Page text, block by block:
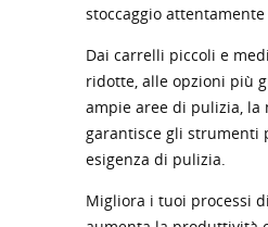
stoccaggio attentamente
Dai carrelli piccoli e
ridotte, alle opzioni più
ampie aree di pulizia, la
garantisce gli strumenti
esigenza di pulizia.
Migliora i tuoi processi